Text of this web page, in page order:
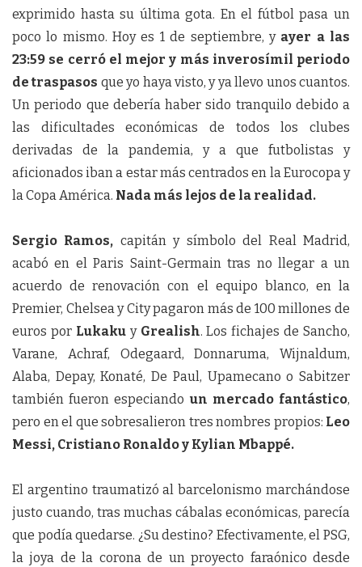
exprimido hasta su última gota. En el fútbol pasa un
poco lo mismo. Hoy es 1 de septiembre, y ayer a las
23:59 se cerró el mejor y más inverosímil periodo
de traspasos que yo haya visto, y ya llevo unos cuantos.
Un periodo que debería haber sido tranquilo debido a
las dificultades económicas de todos los clubes
derivadas de la pandemia, y a que futbolistas y
aficionados iban a estar más centrados en la Eurocopa y
la Copa América. Nada más lejos de la realidad.
Sergio Ramos, capitán y símbolo del Real Madrid,
acabó en el Paris Saint-Germain tras no llegar a un
acuerdo de renovación con el equipo blanco, en la
Premier, Chelsea y City pagaron más de 100 millones de
euros por Lukakuy Grealish. Los fichajes de Sancho,
Varane, Achraf, Odegaard, Donnaruma, Wijnaldum,
Alaba, Depay, Konaté, De Paul, Upamecano o Sabitzer
también fueron especiando un mercado fantástico,
pero en el que sobresalieron tres nombres propios: Leo
Messi, Cristiano Ronaldo y Kylian Mbappé.
El argentino traumatizó al barcelonismo marchándose
justo cuando, tras muchas cábalas económicas, parecía
que podía quedarse. ¿Su destino? Efectivamente, el PSG,
la joya de la corona de un proyecto faraónico desde